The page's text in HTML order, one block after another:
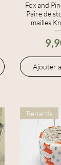
Fox and
Paire de
mailles
Ajouter
Renards